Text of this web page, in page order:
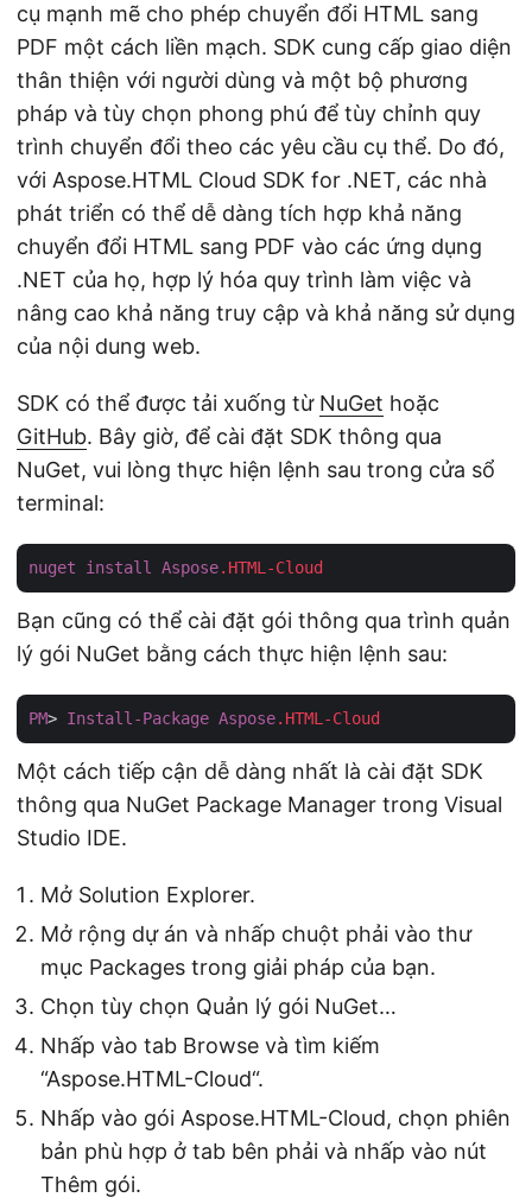
cụ mạnh mẽ cho phép chuyển đổi HTML sang
PDF một cách liền mạch. SDK cung cấp giao diện
thân thiện với người dùng và một bộ phương
pháp và tùy chọn phong phú để tùy chỉnh quy
trình chuyển đổi theo các yêu cầu cụ thể. Do đó,
với Aspose.HTML Cloud SDK for .NET, các nhà
phát triển có thể dễ dàng tích hợp khả năng
chuyển đổi HTML sang PDF vào các ứng dụng
.NET của họ, hợp lý hóa quy trình làm việc và
nâng cao khả năng truy cập và khả năng sử dụng
của nội dung web.
SDK có thể được tải xuống từ NuGet hoặc
GitHub. Bây giờ, để cài đặt SDK thông qua
NuGet, vui lòng thực hiện lệnh sau trong cửa sổ
terminal:
nuget install Aspose.HTML-Cloud
Bạn cũng có thể cài đặt gói thông qua trình quản
lý gói NuGet bằng cách thực hiện lệnh sau:
PM> Install-Package Aspose.HTML-Cloud
Một cách tiếp cận dễ dàng nhất là cài đặt SDK
thông qua NuGet Package Manager trong Visual
Studio IDE.
Mở Solution Explorer.
Mở rộng dự án và nhấp chuột phải vào thư
mục Packages trong giải pháp của bạn.
Chọn tùy chọn Quản lý gói NuGet…
Nhấp vào tab Browse và tìm kiếm
“Aspose.HTML-Cloud“.
Nhấp vào gói Aspose.HTML-Cloud, chọn phiên
bản phù hợp ở tab bên phải và nhấp vào nút
Thêm gói.